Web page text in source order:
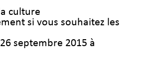
culture
si vous souhaitez les
septembre 2015 à